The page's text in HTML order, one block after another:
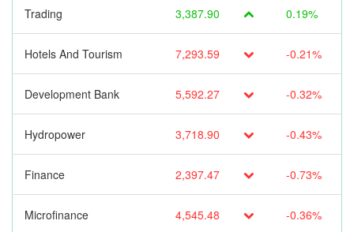
Trading 3,387.90 0.19%
Hotels And Tourism 7,293.59 -0.21%
Development Bank 5,592.27 -0.32%
Hydropower 3,718.90 -0.43%
Finance 2,397.47 -0.73%
Microfinance 4,545.48 -0.36%